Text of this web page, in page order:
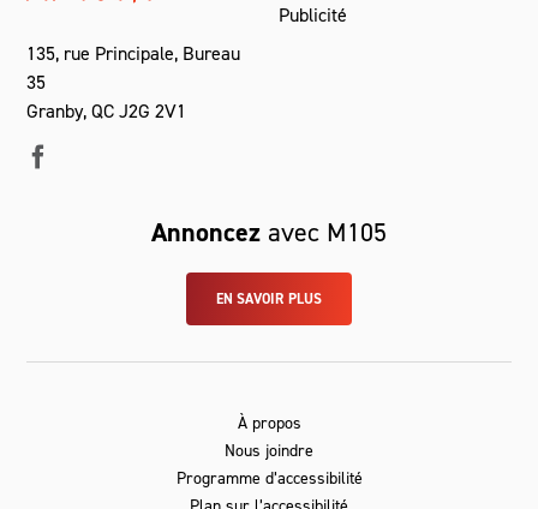
135, rue Principale, Bureau
35
Granby, QC J2G 2V1
Publicité
Annoncez avec M105
EN SAVOIR PLUS
À propos
Nous joindre
Programme d’accessibilité